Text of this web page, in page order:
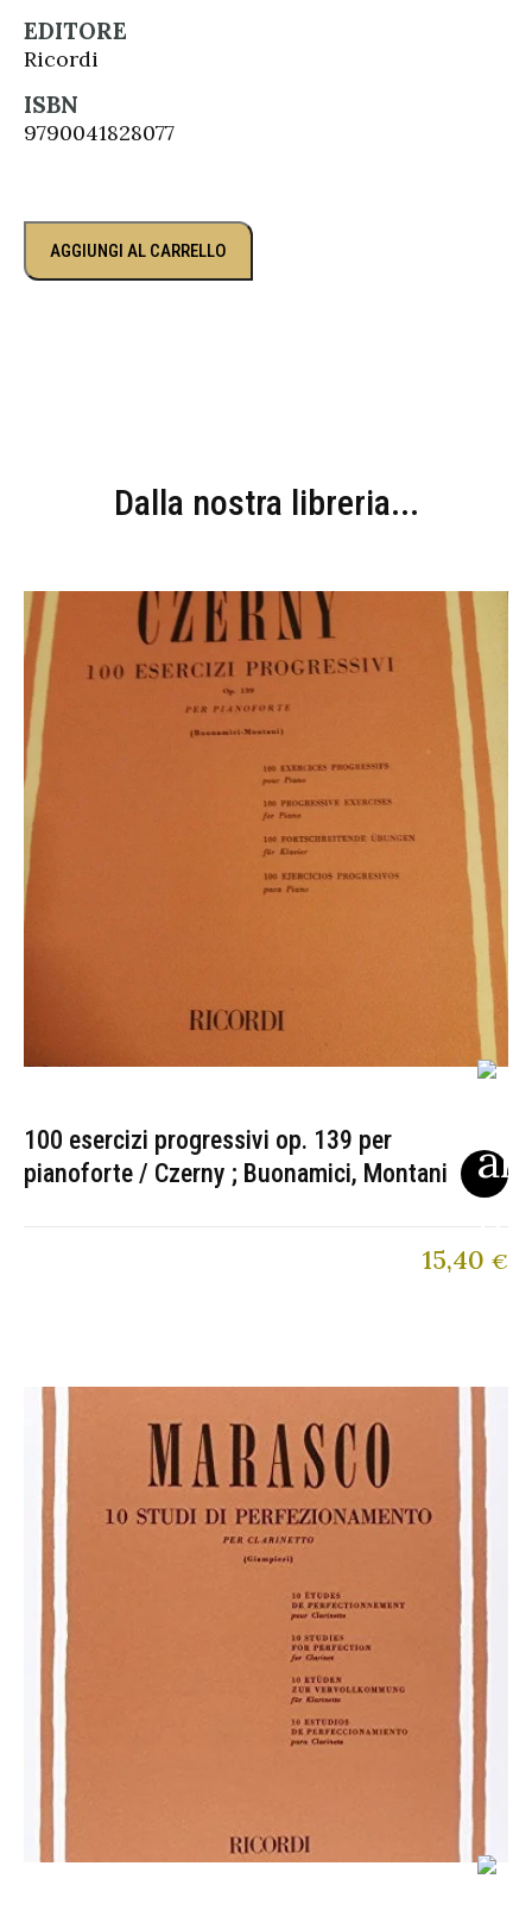
EDITORE
Ricordi
ISBN
9790041828077
AGGIUNGI AL CARRELLO
Dalla nostra libreria...
100 esercizi progressivi op. 139 per
pianoforte / Czerny ; Buonamici, Montani
15,40 €